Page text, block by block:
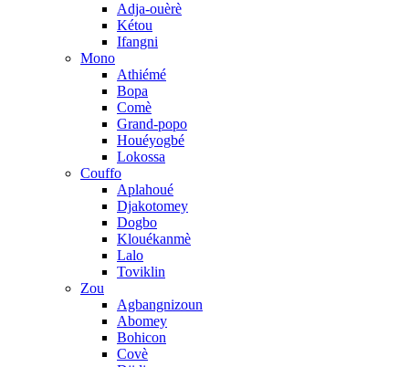
Adja-ouèrè
Kétou
Ifangni
Mono
Athiémé
Bopa
Comè
Grand-popo
Houéyogbé
Lokossa
Couffo
Aplahoué
Djakotomey
Dogbo
Klouékanmè
Lalo
Toviklin
Zou
Agbangnizoun
Abomey
Bohicon
Covè